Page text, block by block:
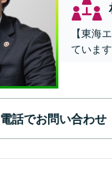
【東海
ていま
電話でお問い合わせ